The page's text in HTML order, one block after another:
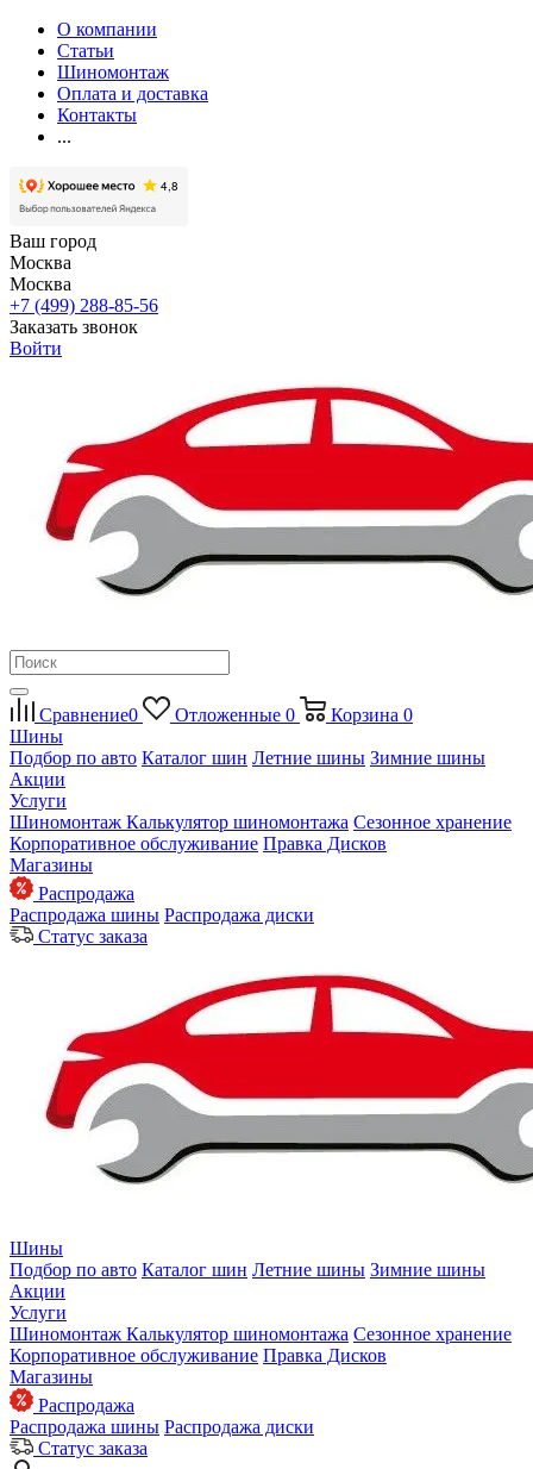
О компании
Статьи
Шиномонтаж
Оплата и доставка
Контакты
...
Ваш город
Москва
Москва
+7 (499) 288-85-56
Заказать звонок
Войти
Сравнение0 Отложенные 0 Корзина 0
Шины
Подбор по авто Каталог шин Летние шины Зимние шины
Акции
Услуги
Шиномонтаж Калькулятор шиномонтажа Сезонное хранение
Корпоративное обслуживание Правка Дисков
Магазины
Распродажа
Распродажа шины Распродажа диски
Статус заказа
Шины
Подбор по авто Каталог шин Летние шины Зимние шины
Акции
Услуги
Шиномонтаж Калькулятор шиномонтажа Сезонное хранение
Корпоративное обслуживание Правка Дисков
Магазины
Распродажа
Распродажа шины Распродажа диски
Статус заказа